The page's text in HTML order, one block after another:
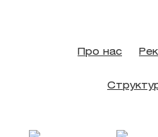
Про нас